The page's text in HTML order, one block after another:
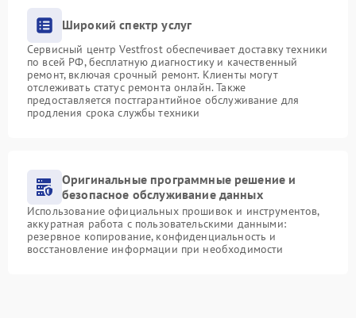
Широкий спектр услуг
Сервисный центр Vestfrost обеспечивает доставку техники
по всей РФ, бесплатную диагностику и качественный
ремонт, включая срочный ремонт. Клиенты могут
отслеживать статус ремонта онлайн. Также
предоставляется постгарантийное обслуживание для
продления срока службы техники
Оригинальные программные решение и
безопасное обслуживание данных
Использование официальных прошивок и инструментов,
аккуратная работа с пользовательскими данными:
резервное копирование, конфиденциальность и
восстановление информации при необходимости